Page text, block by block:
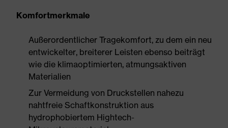
Komfortmerkmale
Außerordentlicher Tragekomfort, zu dem ein neu
entwickelter, breiterer Leisten ebenso beiträgt
wie die klimaoptimierten, atmungsaktiven
Materialien
Zur Vermeidung von Druckstellen nahezu
nahtfreie Schaftkonstruktion aus
hydrophobiertem Hightech-